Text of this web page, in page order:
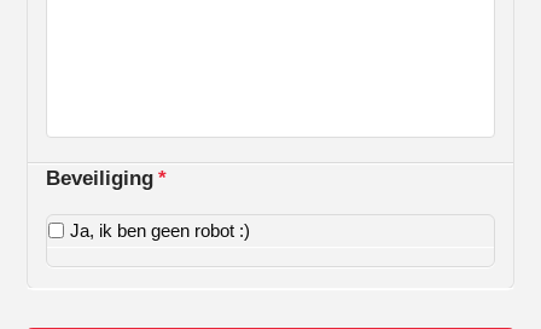
Beveiliging *
Ja, ik ben geen robot :)